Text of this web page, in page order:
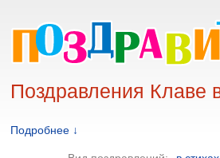
Поздравления Клаве
Подробнее ↓